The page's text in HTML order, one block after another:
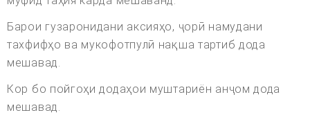
Барои гузаронидани аксияҳо, ҷорӣ намудани
тахфифҳо ва мукофотпулӣ нақша тартиб дода
мешавад.
Кор бо пойгоҳи додаҳои муштариён анҷом дода
мешавад.